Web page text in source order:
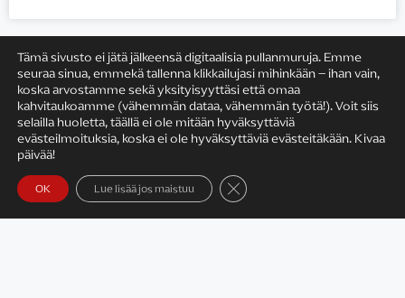
KIRJAILIJAN TYÖ
Tämä sivusto ei jätä jälkeensä digitaalisia pullanmuruja. Emme
seuraa sinua, emmekä tallenna klikkailujasi mihinkään – ihan vain,
koska arvostamme sekä yksityisyyttäsi että omaa
kahvitaukoamme (vähemmän dataa, vähemmän työtä!). Voit siis
selailla huoletta, täällä ei ole mitään hyväksyttäviä
evästeilmoituksia, koska ei ole hyväksyttäviä evästeitäkään. Kivaa
päivää!
OK Lue lisää jos maistuu Sulje evästebanneri